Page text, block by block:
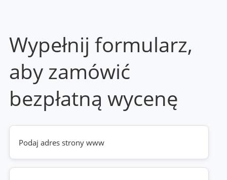
Wypełnij formularz,
aby zamówić
bezpłatną wycenę
Twoja
strona
www
(wymagane)
Telefon